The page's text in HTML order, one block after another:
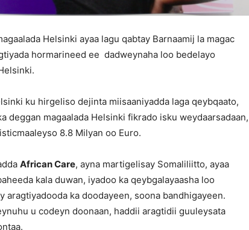
Helsinki ayaa lagu qabtay Barnaamij la magac
hormarineed ee dadweynaha loo bedelayo
ku hirgeliso dejinta miisaaniyadda laga qeybqaato,
deggan magaalada Helsinki fikrado isku weydaarsadaan,
8.8 Milyan oo Euro.
African Care, ayna martigelisay Somaliliitto, ayaa
kala duwan, iyadoo ka qeybgalayaasha loo
aragtiyadooda ka doodayeen, soona bandhigayeen.
u codeyn doonaan, haddii aragtidii guuleysata